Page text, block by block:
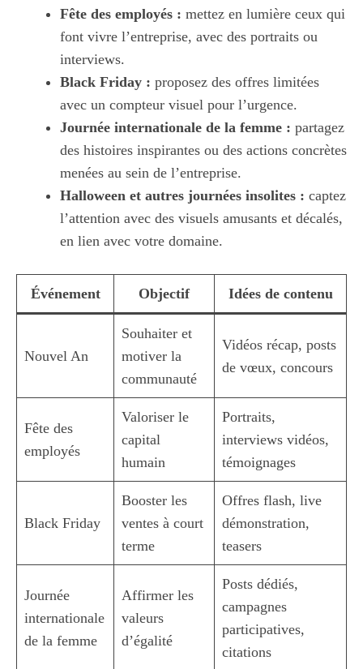
Fête des employés : mettez en lumière ceux qui
font vivre l’entreprise, avec des portraits ou
interviews.
Black Friday : proposez des offres limitées
avec un compteur visuel pour l’urgence.
Journée internationale de la femme : partagez
des histoires inspirantes ou des actions concrètes
menées au sein de l’entreprise.
Halloween et autres journées insolites : captez
l’attention avec des visuels amusants et décalés,
en lien avec votre domaine.
Événement Objectif Idées de contenu
Nouvel An
Souhaiter et
motiver la
communauté
Vidéos récap, posts
de vœux, concours
Fête des
employés
Valoriser le
capital
humain
Portraits,
interviews vidéos,
témoignages
Black Friday
Booster les
ventes à court
terme
Offres flash, live
démonstration,
teasers
Journée
internationale
de la femme
Affirmer les
valeurs
d’égalité
Posts dédiés,
campagnes
participatives,
citations